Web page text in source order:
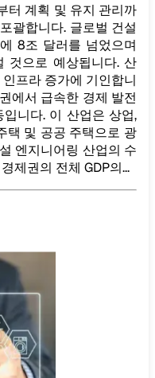
터 계획 및 유지 관리까
괄합니다. 글로벌 건설
8조 달러를 넘었으며
것으로 예상됩니다. 산
프라 증가에 기인합니
에서 급속한 경제 발전
니다. 이 산업은 상업,
택 및 공공 주택으로 광
엔지니어링 산업의 수
제권의 전체 GDP의...